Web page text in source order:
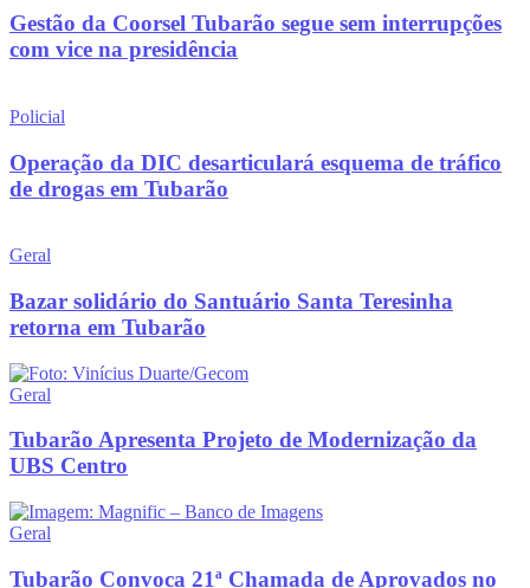
Gestão da Coorsel Tubarão segue sem interrupções
com vice na presidência
Policial
Operação da DIC desarticulará esquema de tráfico
de drogas em Tubarão
Geral
Bazar solidário do Santuário Santa Teresinha
retorna em Tubarão
Geral
Tubarão Apresenta Projeto de Modernização da
UBS Centro
Geral
Tubarão Convoca 21ª Chamada de Aprovados no